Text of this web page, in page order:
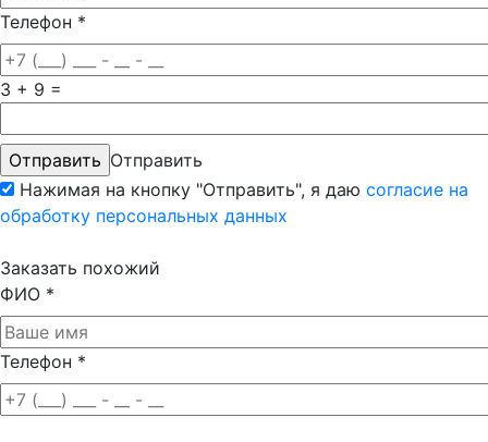
Телефон *
3 + 9 =
Отправить
Нажимая на кнопку "Отправить", я даю согласие на
обработку персональных данных
Заказать похожий
ФИО *
Телефон *